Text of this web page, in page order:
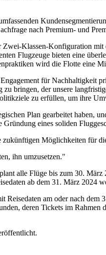
nach Premium- und
Klassen-Konfiguration
Flugzeuge bieten eine
wird die Flotte eine
für
bringen, der unsere
zu erfüllen, um ihre
Plan gearbeitet haben,
eines soliden
zukünftigen Möglichkeiten für
ihn umzusetzen."
alle Flüge bis zum 30.
ab dem 31. März 2024
am oder nach
deren Tickets im